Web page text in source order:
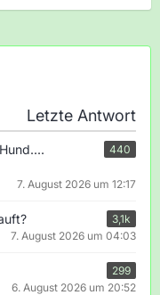
Letzte Antwort
440
7. August 2026 um 12:17
3,1k
7. August 2026 um 04:03
299
6. August 2026 um 20:52